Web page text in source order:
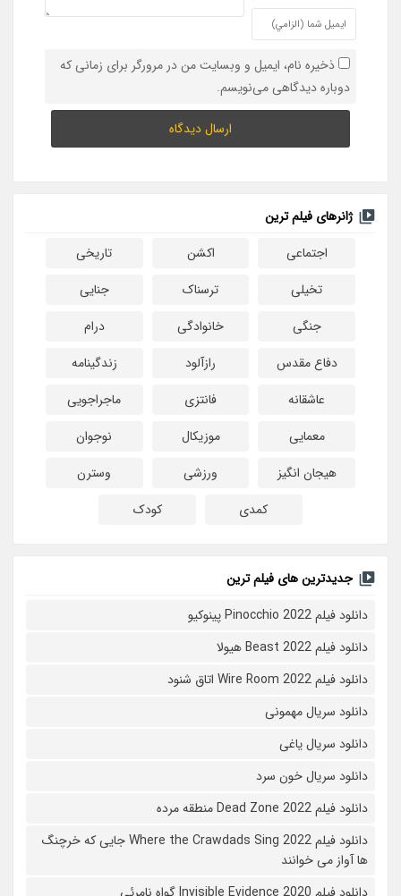
ذخیره نام، ایمیل و وبسایت من در مرورگر برای زمانی که
دوباره دیدگاهی می‌نویسم.
ژانرهای فیلم ترین
اجتماعی
اکشن
تاریخی
تخیلی
ترسناک
جنایی
جنگی
خانوادگی
درام
دفاع مقدس
رازآلود
زندگینامه
عاشقانه
فانتزی
ماجراجویی
معمایی
موزیکال
نوجوان
هیجان انگیز
ورزشی
وسترن
کمدی
کودک
جدیدترین های فیلم ترین
دانلود فیلم Pinocchio 2022 پینوکیو
دانلود فیلم Beast 2022 هیولا
دانلود فیلم Wire Room 2022 اتاق شنود
دانلود سریال مهمونی
دانلود سریال یاغی
دانلود سریال خون سرد
دانلود فیلم 2022 Dead Zone منطقه مرده
دانلود فیلم Where the Crawdads Sing 2022 جایی که خرچنگ
ها آواز می خوانند